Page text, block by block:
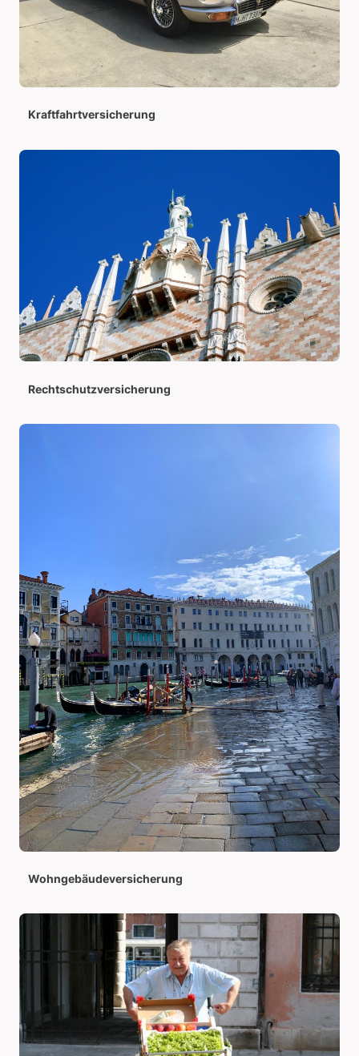
Kraftfahrtversicherung
Rechtschutzversicherung
Wohngebäudeversicherung